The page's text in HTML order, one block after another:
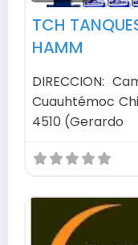
TCH
HAMM
DIRECCION:
Cuauhtémoc
4510 (Gerardo